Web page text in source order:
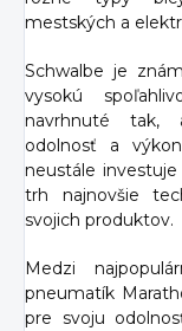
mestských a
Schwalbe je
vysokú
navrhnuté tak,
odolnosť a
neustále
trh najnovšie
svojich produktov.
Medzi
pneumatík
pre svoju